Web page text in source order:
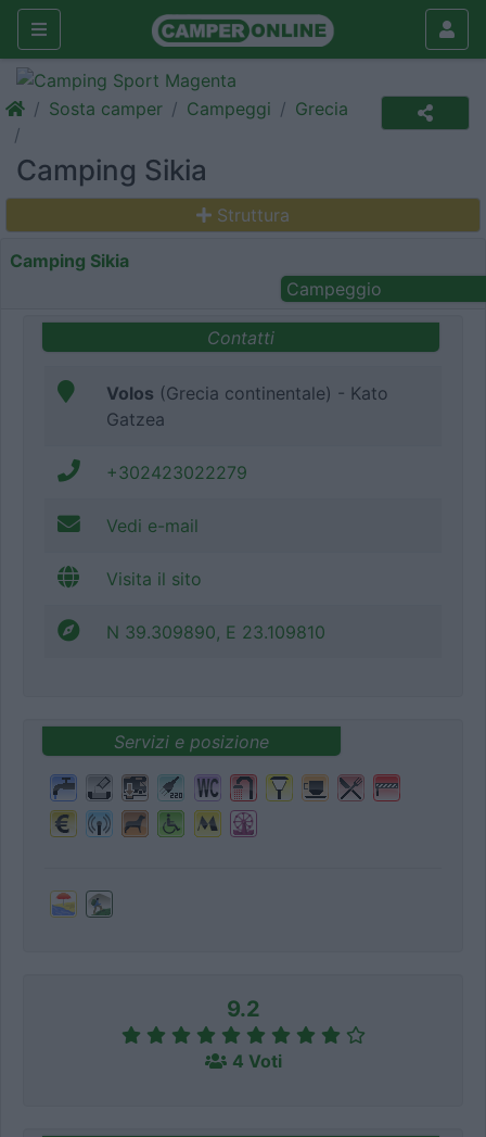
Sosta camper Campeggi Grecia
Camping Sikia
Struttura
Camping Sikia
Campeggio
Contatti
Volos (Grecia continentale) - Kato
Gatzea
+302423022279
Vedi e-mail
Visita il sito
N 39.309890, E 23.109810
Servizi e posizione
9.2
4 Voti